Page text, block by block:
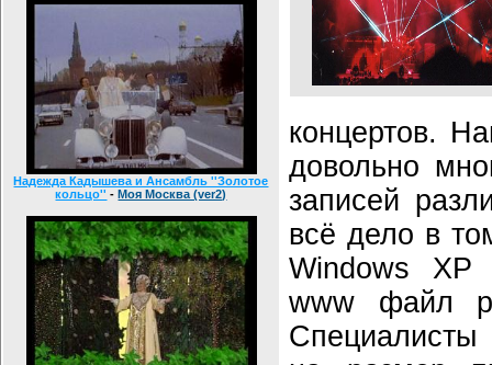
Надежда Кадышева и Ансамбль ''Золотое
кольцо'' -Моя Москва (ver2)
концертов.
довольно
записей
всё дело в
Windows
www файл